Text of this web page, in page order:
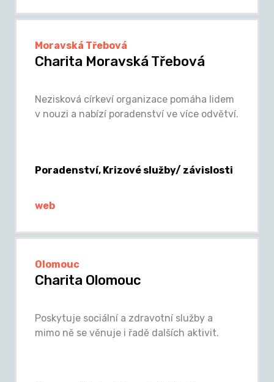
Moravská Třebová
Charita Moravská Třebová
Nezisková církeví organizace pomáha lidem
v nouzi a nabízí poradenství ve více odvětví.
Poradenství, Krizové služby/ závislosti
web
Olomouc
Charita Olomouc
Poskytuje sociální a zdravotní služby a
mimo ně se věnuje i řadě dalších aktivit.